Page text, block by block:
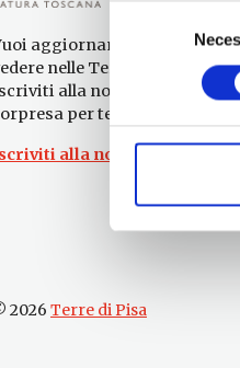
del
aggiornamenti su cosa
nelle Terre di Pisa?
alla nostra newsletter!
per te!
alla nostra Newsletter!
2026 Terre di Pisa